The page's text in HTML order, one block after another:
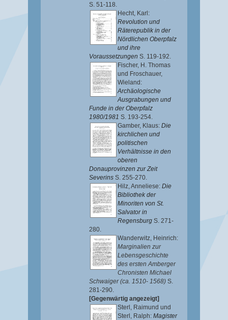
S. 51-118.
Hecht, Karl :
Revolution und
Räterepublik in der
Nördlichen Oberpfalz
und ihre
Voraussetzungen S. 119-192.
Fischer, H. Thomas
und Froschauer,
Wieland :
Archäologische
Ausgrabungen und
Funde in der Oberpfalz
1980/1981 S. 193-254.
Gamber, Klaus: Die
kirchlichen und
politischen
Verhältnisse in den
oberen
Donauprovinzen zur Zeit
Severins S. 255-270.
Hilz, Anneliese: Die
Bibliothek der
Minoriten von St.
Salvator in
Regensburg S. 271-
280.
Wanderwitz, Heinrich:
Marginalien zur
Lebensgeschichte
des ersten Amberger
Chronisten Michael
Schwaiger (ca. 1510- 1568) S.
281-290.
[Gegenwärtig angezeigt]
Sterl, Raimund und
Sterl, Ralph: Magister